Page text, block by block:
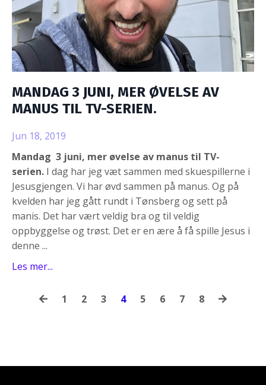
MANDAG 3 JUNI, MER ØVELSE AV
MANUS TIL TV-SERIEN.
Jun 18, 2019
Mandag 3 juni, mer øvelse av manus til TV-
serien. I dag har jeg væt sammen med skuespillerne i
Jesusgjengen. Vi har øvd sammen på manus. Og på
kvelden har jeg gått rundt i Tønsberg og sett på
manis. Det har vært veldig bra og til veldig
oppbyggelse og trøst. Det er en ære å få spille Jesus i
denne ...
Les mer...
1 2 3 4 5 6 7 8